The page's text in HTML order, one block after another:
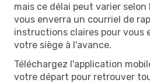
mais ce délai peut varier
vous enverra un courriel de
instructions claires pour vous
votre siège à l'avance.
Téléchargez l'application
votre départ pour retrouver